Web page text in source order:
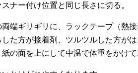
ナー付け位置と同じ長さに切る。
端ギリギリに、ラックテープ（熱
た方が接着剤、ツルツルした方が
の面を上にして中温で体重をかけ